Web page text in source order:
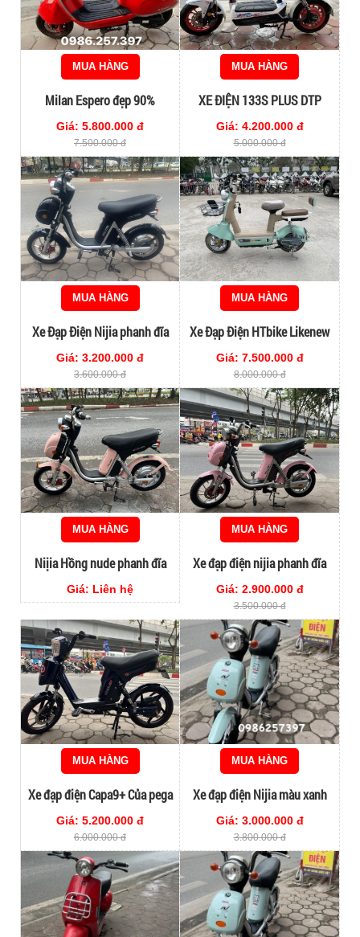
MUA HÀNG
Milan Espero đẹp 90%
Giá: 5.800.000 đ
7.500.000 đ
MUA HÀNG
XE ĐIỆN 133S PLUS DTP
Giá: 4.200.000 đ
5.000.000 đ
MUA HÀNG
Xe Đạp Điện Nijia phanh đĩa
Giá: 3.200.000 đ
3.600.000 đ
MUA HÀNG
Xe Đạp Điện HTbike Likenew
Giá: 7.500.000 đ
8.000.000 đ
MUA HÀNG
Niịia Hồng nude phanh đĩa
Giá: Liên hệ
MUA HÀNG
Xe đạp điện nijia phanh đĩa
Giá: 2.900.000 đ
3.500.000 đ
MUA HÀNG
Xe đạp điện Capa9+ Của pega
Giá: 5.200.000 đ
6.000.000 đ
MUA HÀNG
Xe đạp điện Nijia màu xanh
Giá: 3.000.000 đ
3.800.000 đ